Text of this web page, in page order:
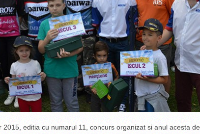
2015, editia cu numarul 11, concurs organizat si anul acesta de